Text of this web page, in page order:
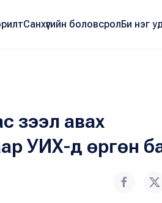
Санхүүгийн боловсролБи нэг
зээл авах
УИХ-д өргөн